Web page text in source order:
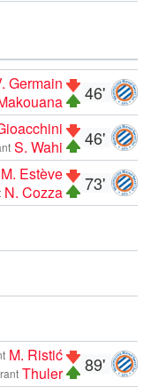
46'
Germain
46'
S. Wahi
73'
M. Estève
N. Cozza
89'
M. Ristić
Thuler